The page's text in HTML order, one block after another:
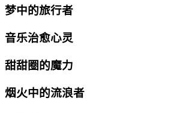
梦中的旅行者
音乐治愈心灵
甜甜圈的魔力
烟火中的流浪者